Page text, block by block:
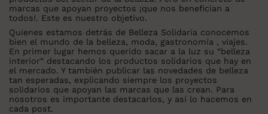
marcas que apoyan proyectos ¡que nos benefician a
todos!. Este es nuestro objetivo.
Quienes estamos detrás de Belleza Solidaria conocemos
bien el mundo de la belleza, moda, gastronomía , viajes.
En primer lugar hemos querido sacar a la luz su “belleza
interior” destacando los productos solidarios que hay en
el mercado. Y también publicar las novedades de belleza
tan esperadas, explicando siempre los proyectos
solidarios que apoyan las marcas que las crean. Para
nosotros es importante destacarlos, y así lo hacemos en
cada post.